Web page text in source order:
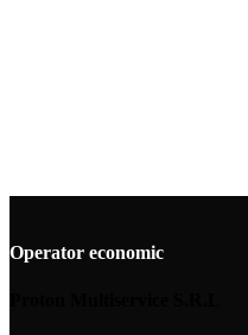
Operator economic